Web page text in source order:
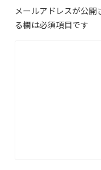
メールアドレスが公開
る欄は必須項目です